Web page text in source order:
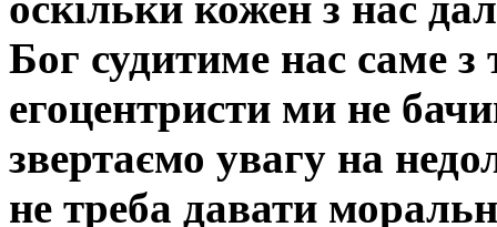
Бог судитиме нас саме з
егоцентристи ми не
звертаємо увагу на
не треба давати